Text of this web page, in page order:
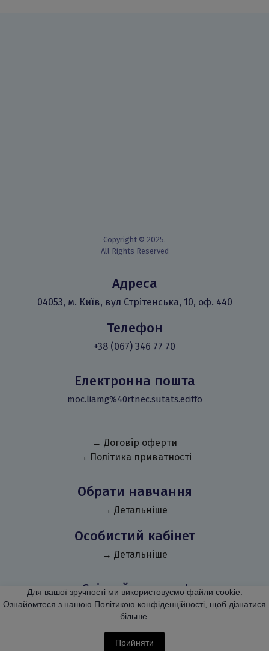
Copyright © 2025.
All Rights Reserved
Адреса
04053, м. Київ, вул Стрітенська, 10, оф. 440
Телефон
+38 (067) 346 77 70
Електронна пошта
moc.liamg%40rtnec.sutats.eciffo
→ Договір оферти
→ Політика приватності
Обрати навчання
→ Детальніше
Особистий кабінет
→ Детальніше
Слідкуй за нами!
Для вашої зручності ми використовуємо файли cookie.
Ознайомтеся з нашою Політикою конфіденційності, щоб дізнатися
більше.
Прийняти